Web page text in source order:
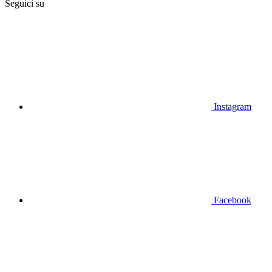
Seguici su
Instagram
Facebook